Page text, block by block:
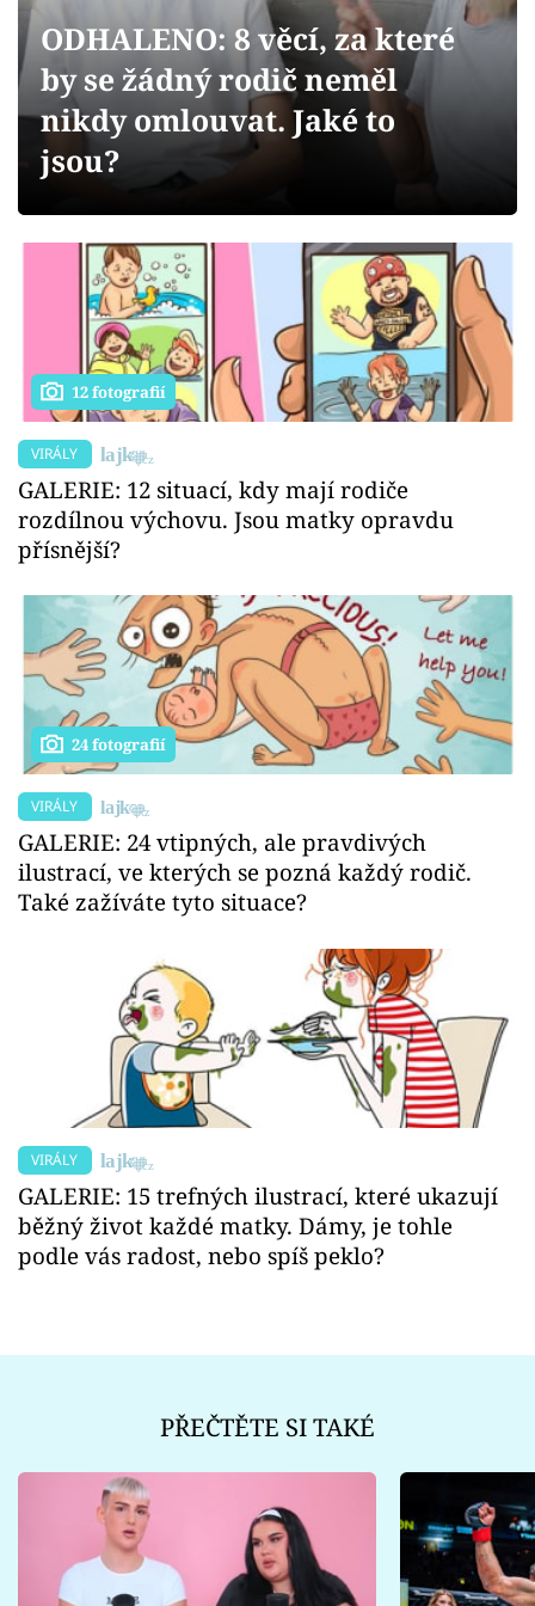
Videa
Sledujte prima+
Sledujte nás
ODHALENO: 8 věcí, za které
by se žádný rodič neměl
nikdy omlouvat. Jaké to
jsou?
12 fotografií
VIRÁLY
GALERIE: 12 situací, kdy mají rodiče
rozdílnou výchovu. Jsou matky opravdu
přísnější?
24 fotografií
VIRÁLY
GALERIE: 24 vtipných, ale pravdivých
ilustrací, ve kterých se pozná každý rodič.
Také zažíváte tyto situace?
VIRÁLY
GALERIE: 15 trefných ilustrací, které ukazují
běžný život každé matky. Dámy, je tohle
podle vás radost, nebo spíš peklo?
PŘEČTĚTE SI TAKÉ